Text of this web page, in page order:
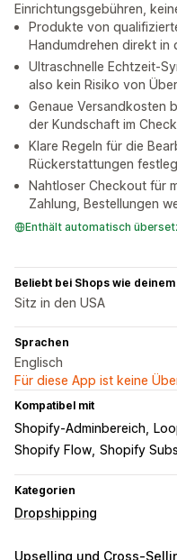
Einrichtungsgebühren,
Produkte von
Handumdrehen direkt in
Ultraschnelle Echtzeit-
also kein Risiko von
Genaue Versandkosten
der Kundschaft im
Klare Regeln für die
Rückerstattungen
Nahtloser Checkout für
Zahlung, Bestellungen
Enthält automatisch
Beliebt bei Shops wie deinem
Sitz in den USA
Sprachen
Englisch
Für diese App ist keine
Kompatibel mit
Shopify-Adminbereich
Shopify Flow Shopify
Kategorien
Dropshipping
Produkte, die du verkaufen
Upselling und Cross-